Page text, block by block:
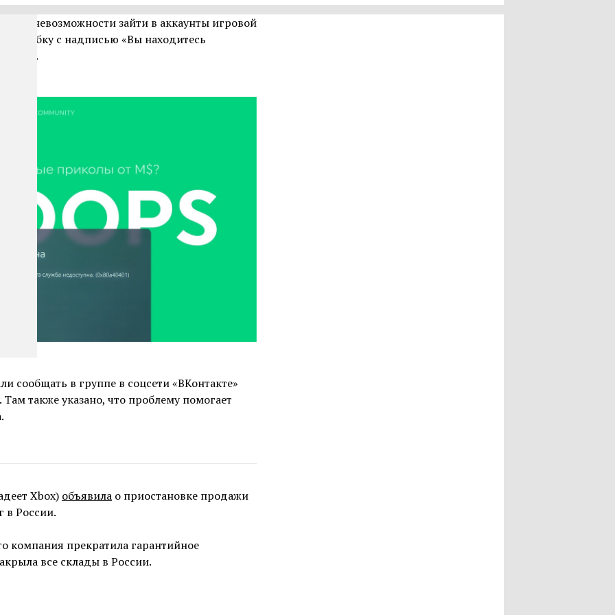
о невозможности зайти в аккаунты игровой
ошибку с надписью «Вы находитесь
сообщать в группе в соцсети «ВКонтакте»
. Там также указано, что проблему помогает
Xbox) объявила о приостановке продажи
в России.
компания прекратила гарантийное
все склады в России.